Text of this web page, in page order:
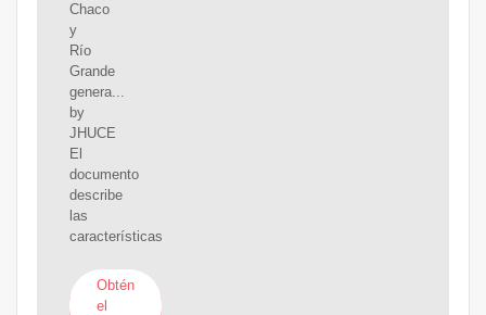
Chaco
y
Río
Grande
genera...
by
JHUCE
El
documento
describe
las
características
Obtén
el